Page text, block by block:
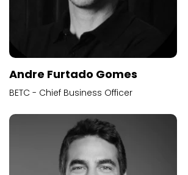
Andre Furtado Gomes
BETC - Chief Business Officer